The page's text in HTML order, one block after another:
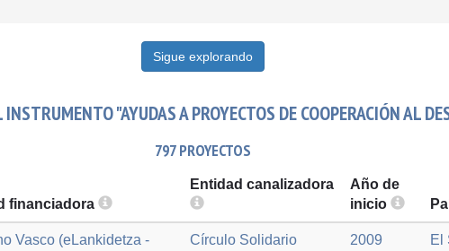
Sigue explorando
"AYUDAS A PROYECTOS DE COOPERACIÓN AL
797 PROYECTOS
financiadora
Entidad canalizadora
Año de
inicio
Vasco (eLankidetza -
Círculo Solidario 2009 El